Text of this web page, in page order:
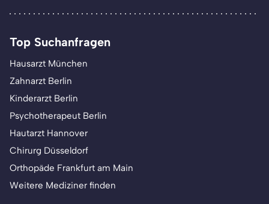
Top Suchanfragen
Hausarzt München
Zahnarzt Berlin
Kinderarzt Berlin
Psychotherapeut Berlin
Hautarzt Hannover
Chirurg Düsseldorf
Orthopäde Frankfurt am Main
Weitere Mediziner finden